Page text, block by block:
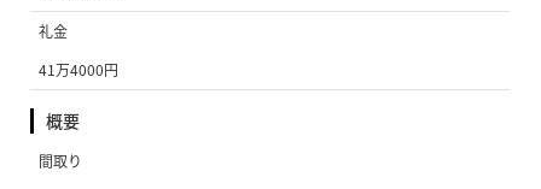
礼金
41万4000円
概要
間取り